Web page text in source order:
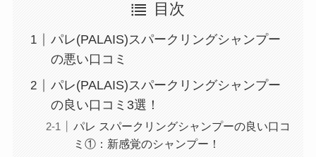
目次
パレ(PALAIS)スパークリングシャンプー
の悪い口コミ
パレ(PALAIS)スパークリングシャンプー
の良い口コミ3選！
パレ スパークリングシャンプーの良い口コ
ミ①：新感覚のシャンプー！